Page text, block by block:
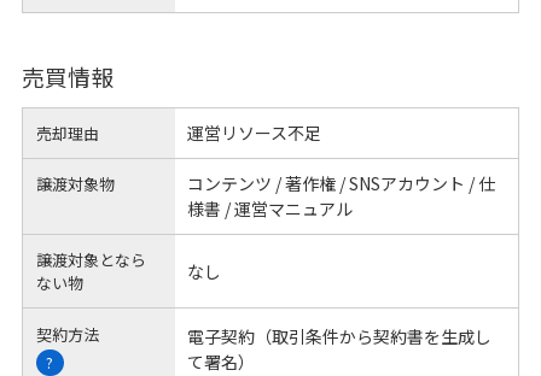
売買情報
売却理由 運営リソース不足
譲渡対象物
コンテンツ / 著作権 / SNSアカウント / 仕
様書 / 運営マニュアル
譲渡対象となら
ない物
なし
契約方法
?
電子契約（取引条件から契約書を生成し
て署名）